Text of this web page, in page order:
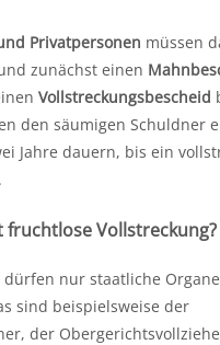
Privatpersonen müssen
zunächst einen
Vollstreckungsbescheid
den säumigen Schuldner
Jahre dauern, bis ein
fruchtlose Vollstreckung?
dürfen nur staatliche Organe
sind beispielsweise der
der